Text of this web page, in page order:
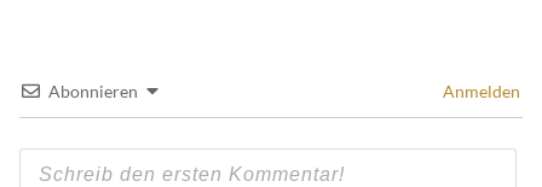
Abonnieren Anmelden